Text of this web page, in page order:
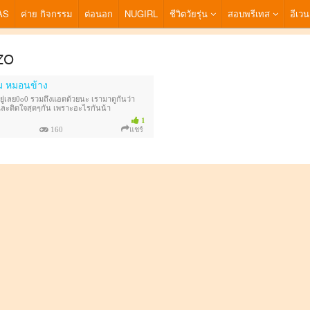
ค่าย กิจกรรม ต่อนอก NUGIRL ชีวิตวัยรุ่น สอบพรีเทส อีเว
หมอนข้าง
1
ลย0o0 รวมถึงแอดด้วยนะ​ เรามาดูกันว่า
ละติดใจสุดๆกัน​ เพราะอะไรกันน้า
160 แชร์